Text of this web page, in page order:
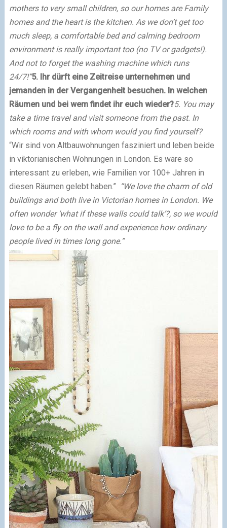
mothers to very small children, so our homes are Family
homes and the heart is the kitchen. As we don’t get too
much sleep, a comfortable bed and calming bedroom
environment is really important too (no TV or gadgets!).
And not to forget the washing machine which runs
24/7!”5. Ihr dürft eine Zeitreise unternehmen und
jemanden in der Vergangenheit besuchen. In welchen
Räumen und bei wem findet ihr euch wieder?5. You may
take a time travel and visit someone from the past. In
which rooms and with whom would you find yourself?
“Wir sind von Altbauwohnungen fasziniert und leben beide
in viktorianischen Wohnungen in London. Es wäre so
interessant zu erleben, wie Familien vor 100+ Jahren in
diesen Räumen gelebt haben.”
“We love the charm of old
buildings and both live in Victorian homes in London. We
often wonder ‘what if these walls could talk’?, so we would
love to be a fly on the wall and experience how ordinary
people lived in times long gone.”